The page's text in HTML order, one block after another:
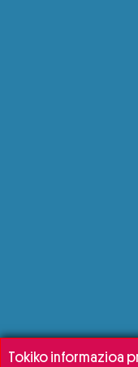
Tokiko informazioa